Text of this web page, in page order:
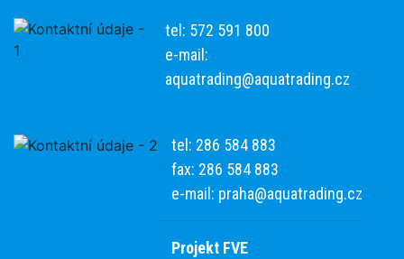
tel: 572 591 800
e-mail:
aquatrading@aquatrading.cz
tel: 286 584 883
fax: 286 584 883
e-mail: praha@aquatrading.cz
Projekt FVE